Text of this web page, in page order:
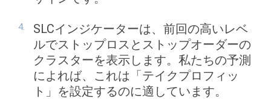
SLCインジケーターは、前回の高いレベ
ルでストップロスとストップオーダーの
クラスターを表示します。私たちの予測
によれば、これは「テイクプロフィッ
ト」を設定するのに適しています。